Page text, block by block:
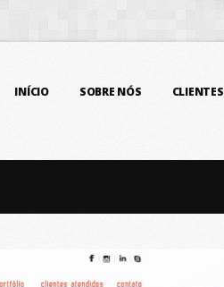
INÍCIO SOBRE NÓS CLIENTES